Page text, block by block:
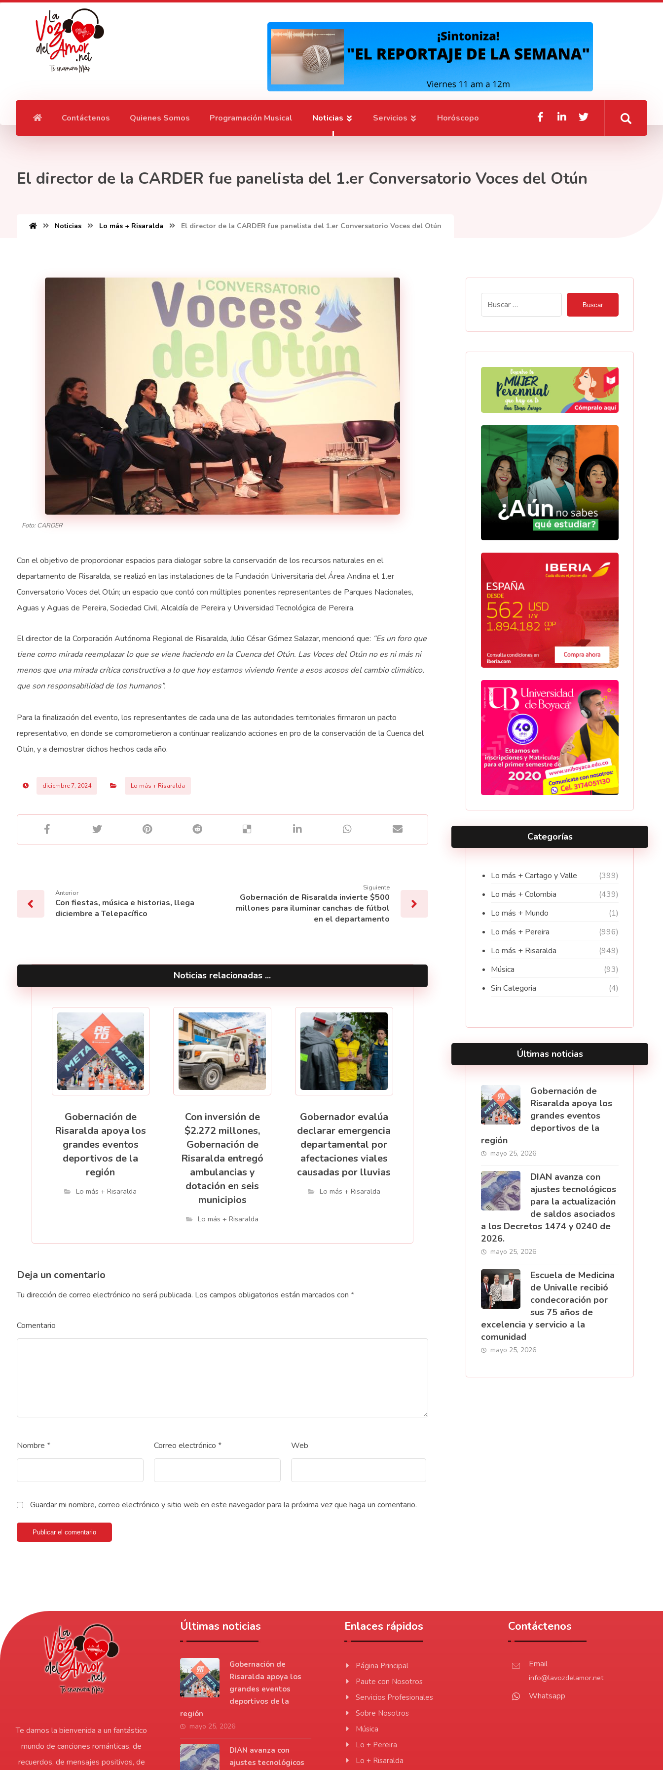
Contáctenos Quienes Somos Programación Musical Noticias Servicios Horóscopo
El director de la CARDER fue panelista del 1.er Conversatorio Voces del Otún
Noticias Lo más + Risaralda El director de la CARDER fue panelista del 1.er Conversatorio Voces del Otún
Foto: CARDER
Con el objetivo de proporcionar espacios para dialogar sobre la conservación de los recursos naturales en el
departamento de Risaralda, se realizó en las instalaciones de la Fundación Universitaria del Área Andina el 1.er
Conversatorio Voces del Otún; un espacio que contó con múltiples ponentes representantes de Parques Nacionales,
Aguas y Aguas de Pereira, Sociedad Civil, Alcaldía de Pereira y Universidad Tecnológica de Pereira.
El director de la Corporación Autónoma Regional de Risaralda, Julio César Gómez Salazar, mencionó que: “Es un foro que
tiene como mirada reemplazar lo que se viene haciendo en la Cuenca del Otún. Las Voces del Otún no es ni más ni
menos que una mirada crítica constructiva a lo que hoy estamos viviendo frente a esos acosos del cambio climático,
que son responsabilidad de los humanos”.
Para la finalización del evento, los representantes de cada una de las autoridades territoriales firmaron un pacto
representativo, en donde se comprometieron a continuar realizando acciones en pro de la conservación de la Cuenca del
Otún, y a demostrar dichos hechos cada año.
diciembre 7, 2024 Lo más + Risaralda
Anterior
Con fiestas, música e historias, llega
diciembre a Telepacífico
Siguiente
Gobernación de Risaralda invierte $500
millones para iluminar canchas de fútbol
en el departamento
Noticias relacionadas ...
Gobernación de
Risaralda apoya los
grandes eventos
deportivos de la
región
Lo más + Risaralda
Con inversión de
$2.272 millones,
Gobernación de
Risaralda entregó
ambulancias y
dotación en seis
municipios
Lo más + Risaralda
Gobernador evalúa
declarar emergencia
departamental por
afectaciones viales
causadas por lluvias
Lo más + Risaralda
Deja un comentario
Tu dirección de correo electrónico no será publicada. Los campos obligatorios están marcados con *
Comentario
Nombre * Correo electrónico * Web
Guardar mi nombre, correo electrónico y sitio web en este navegador para la próxima vez que haga un comentario.
Publicar el comentario
Buscar
Categorías
Lo más + Cartago y Valle
(399)
Lo más + Colombia
(439)
Lo más + Mundo
(1)
Lo más + Pereira
(996)
Lo más + Risaralda
(949)
Música
(93)
Sin Categoria
(4)
Últimas noticias
Gobernación de
Risaralda apoya los
grandes eventos
deportivos de la
región
mayo 25, 2026
DIAN avanza con
ajustes tecnológicos
para la actualización
de saldos asociados
a los Decretos 1474 y 0240 de
2026.
mayo 25, 2026
Escuela de Medicina
de Univalle recibió
condecoración por
sus 75 años de
excelencia y servicio a la
comunidad
mayo 25, 2026
Te damos la bienvenida a un fantástico
mundo de canciones románticas, de
recuerdos, de mensajes positivos, de
Últimas noticias
Gobernación de
Risaralda apoya los
grandes eventos
deportivos de la
región
mayo 25, 2026
DIAN avanza con
ajustes tecnológicos
Enlaces rápidos
Página Principal
Paute con Nosotros
Servicios Profesionales
Sobre Nosotros
Música
Lo + Pereira
Lo + Risaralda
Contáctenos
Email
info@lavozdelamor.net
Whatsapp